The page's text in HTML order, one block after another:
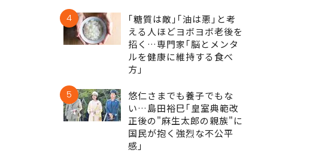
4
｢糖質は敵｣｢油は悪｣と考
える人ほどヨボヨボ老後を
招く…専門家｢脳とメンタ
ルを健康に維持する食べ
方｣
5
悠仁さまでも養子でもな
い…島田裕巳｢皇室典範改
正後の"麻生太郎の親族"に
国民が抱く強烈な不公平
感｣